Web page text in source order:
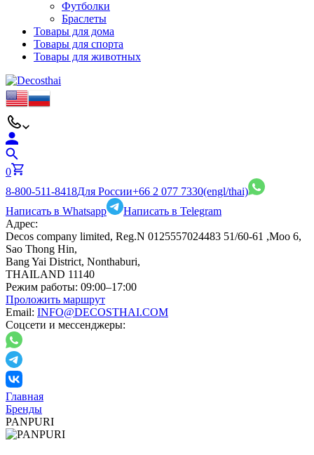
Футболки
Браслеты
Товары для дома
Товары для спорта
Товары для животных
0
8-800-511-8418Для России+66 2 077 7330(engl/thai)
Написать в Whatsapp
Написать в Telegram
Адрес:
Decos company limited, Reg.N 0125557024483 51/60-61 ,Moo 6,
Sao Thong Hin,
Bang Yai District, Nonthaburi,
THAILAND 11140
Режим работы: 09:00–17:00
Проложить маршрут
Email: INFO@DECOSTHAI.COM
Соцсети и мессенджеры:
Главная
Бренды
PANPURI